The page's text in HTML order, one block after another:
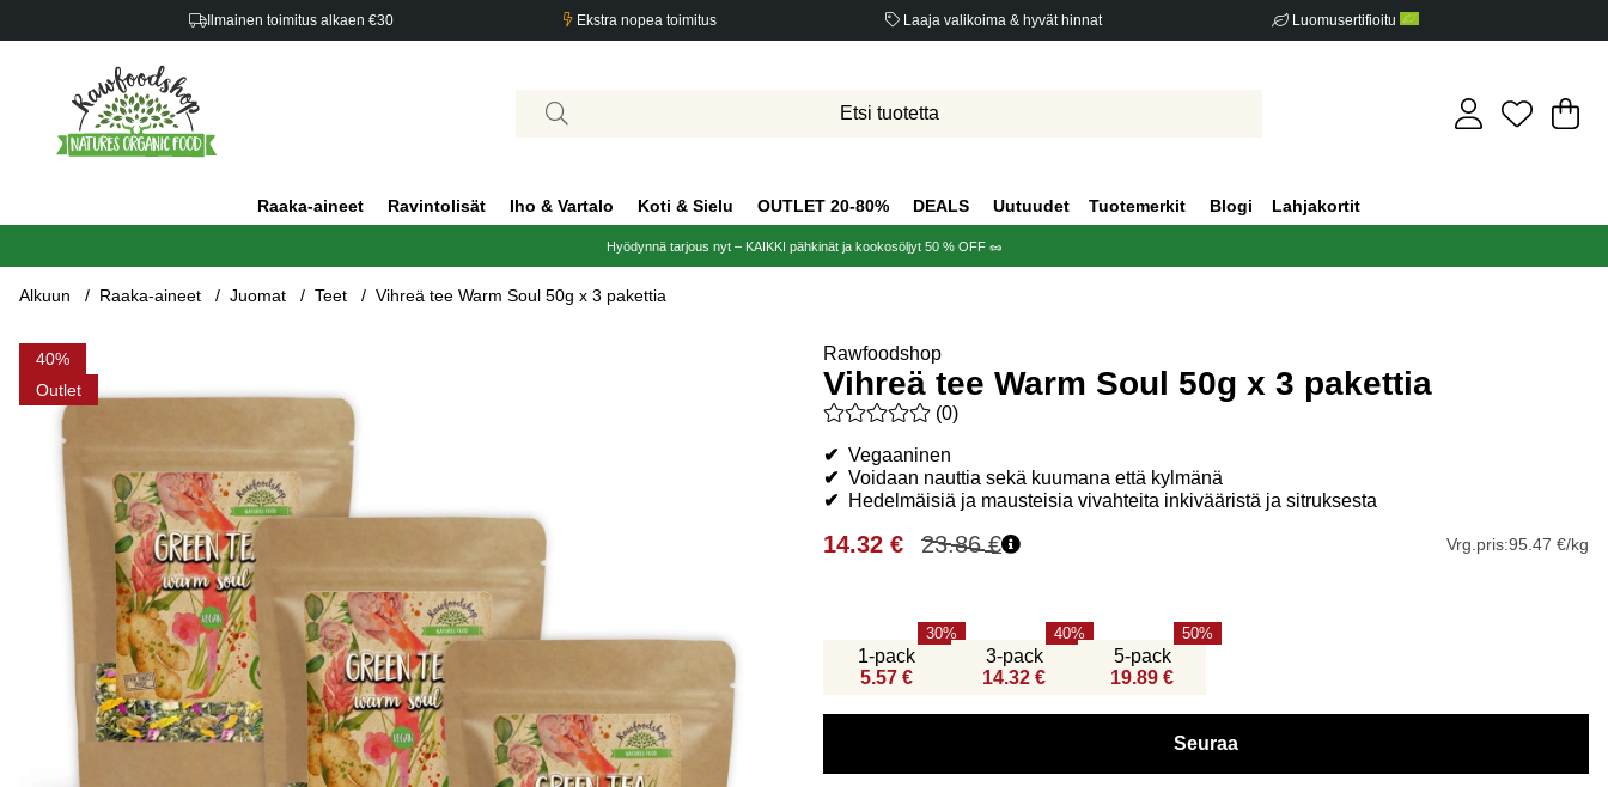
Ilmainen toimitus alkaen €30 Ekstra nopea toimitus Laaja valikoima & hyvät hinnat Luomusertifioitu
.
Raaka-aineet Ravintolisät Iho & Vartalo Koti & Sielu OUTLET 20-80% DEALS Uutuudet Tuotemerkit Blogi Lahjakortit
Hyödynnä tarjous nyt – KAIKKI pähkinät ja kookosöljyt 50 % OFF 🥜
Alkuun Raaka-aineet Juomat Teet Vihreä tee Warm Soul 50g x 3 pakettia
40
Outlet
Tuotekuvat Vihreä tee Warm Soul 50g x 3 pakettia Rawfoodshop
Vihreä tee Warm Soul 50g x 3 pakettia
Keskiarvoluokitus 0 / 5 Arvioiden määrä 0
(0)
✔ Vegaaninen
✔ Voidaan nauttia sekä kuumana että kylmänä
✔ Hedelmäisiä ja mausteisia vivahteita inkivääristä ja sitruksesta
23.86€
14.32 € Vrg.pris:95.47 €/kg
1-pack
5.57 €
30
3-pack
14.32 €
40
5-pack
19.89 €
50
Seuraa